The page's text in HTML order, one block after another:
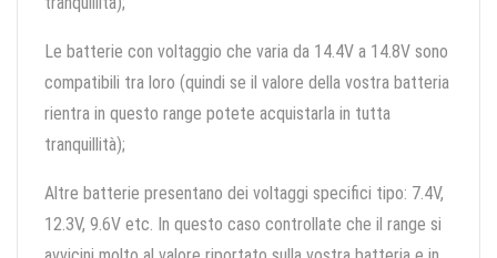
Le batterie con voltaggio che varia da 14.4V a 14.8V sono
compatibili tra loro (quindi se il valore della vostra batteria
rientra in questo range potete acquistarla in tutta
tranquillità);
Altre batterie presentano dei voltaggi specifici tipo: 7.4V,
12.3V, 9.6V etc. In questo caso controllate che il range si